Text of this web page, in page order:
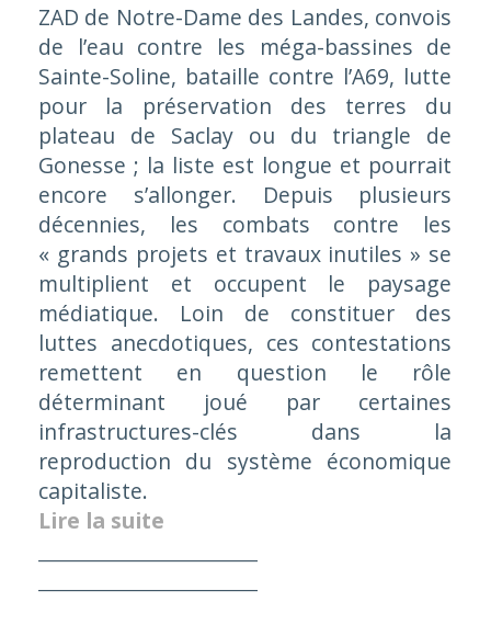
ZAD de Notre-Dame des Landes, convois
de l’eau contre les méga-bassines de
Sainte-Soline, bataille contre l’A69, lutte
pour la préservation des terres du
plateau de Saclay ou du triangle de
Gonesse ; la liste est longue et pourrait
encore s’allonger. Depuis plusieurs
décennies, les combats contre les
« grands projets et travaux inutiles » se
multiplient et occupent le paysage
médiatique. Loin de constituer des
luttes anecdotiques, ces contestations
remettent en question le rôle
déterminant joué par certaines
infrastructures-clés dans la
reproduction du système économique
capitaliste.
Lire la suite